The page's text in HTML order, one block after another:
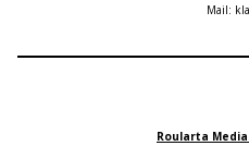
Mail:
Roularta